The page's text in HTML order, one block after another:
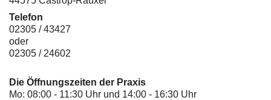
Telefon
02305 / 43427
oder
02305 / 24602
Die Öffnungszeiten der Praxis
Mo: 08:00 - 11:30 Uhr und 14:00 - 16:30 Uhr